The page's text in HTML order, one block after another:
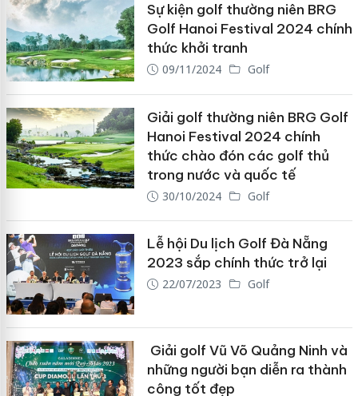
Sự kiện golf thường niên BRG
Golf Hanoi Festival 2024 chính
thức khởi tranh
09/11/2024 Golf
Giải golf thường niên BRG Golf
Hanoi Festival 2024 chính
thức chào đón các golf thủ
trong nước và quốc tế
30/10/2024 Golf
Lễ hội Du lịch Golf Đà Nẵng
2023 sắp chính thức trở lại
22/07/2023 Golf
Giải golf Vũ Võ Quảng Ninh và
những người bạn diễn ra thành
công tốt đẹp